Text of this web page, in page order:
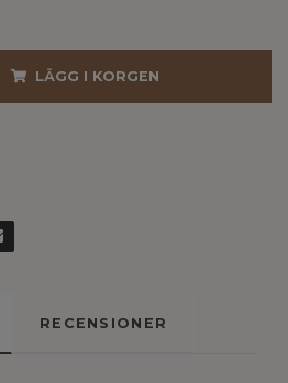
LÄGG I KORGEN
RECENSIONER